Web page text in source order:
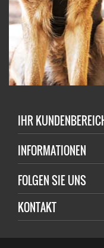
IHR
INFORMATIONEN
FOLGEN SIE UNS
KONTAKT